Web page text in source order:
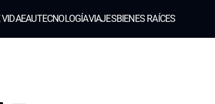
VIDAEAUTECNOLOGÍAVIAJESBIENES RAÍCES